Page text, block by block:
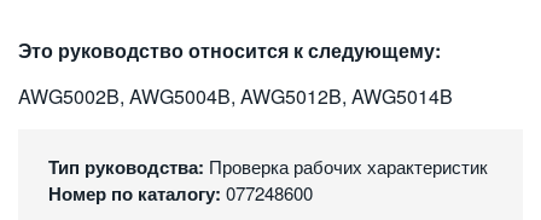
한국어
Это руководство относится к следующему:
AWG5002B, AWG5004B, AWG5012B, AWG5014B
Тип руководства: Проверка рабочих характеристик
Номер по каталогу: 077248600